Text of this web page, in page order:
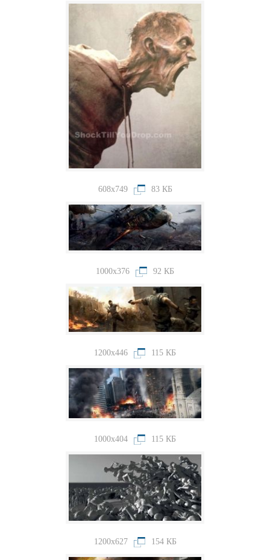
608x749 83 КБ
1000x376 92 КБ
1200x446 115 КБ
1000x404 115 КБ
1200x627 154 КБ